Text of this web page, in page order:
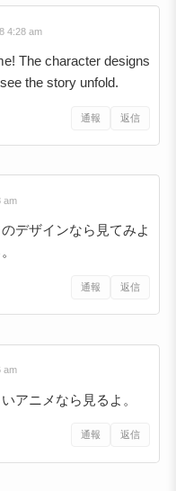
4:28 am
The character designs
the story unfold.
通報 返信
am
デザインなら見てみよ
通報 返信
am
アニメなら見るよ。
通報 返信